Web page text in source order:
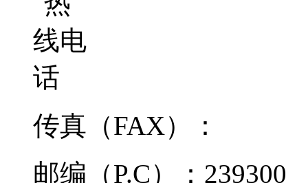
传真（FAX）：
邮编（P.C）：239300